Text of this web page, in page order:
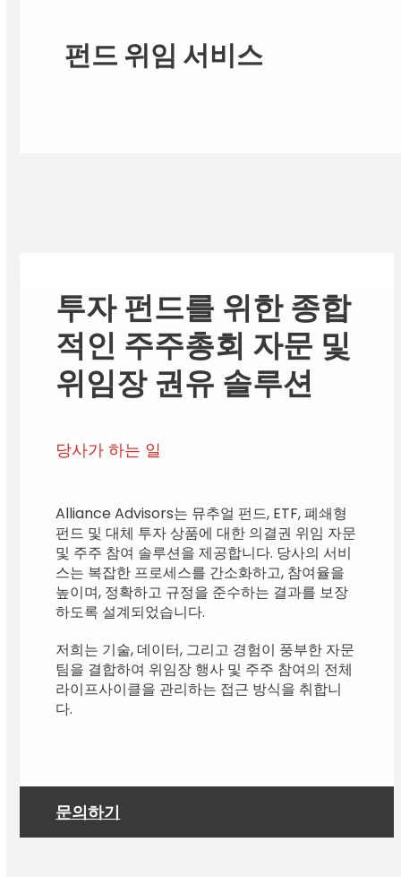
펀드 위임 서비스
투자 펀드를 위한 종합
적인 주주총회 자문 및
위임장 권유 솔루션
당사가 하는 일
Alliance Advisors는 뮤추얼 펀드, ETF, 폐쇄형
펀드 및 대체 투자 상품에 대한 의결권 위임 자문
및 주주 참여 솔루션을 제공합니다. 당사의 서비
스는 복잡한 프로세스를 간소화하고, 참여율을
높이며, 정확하고 규정을 준수하는 결과를 보장
하도록 설계되었습니다.
저희는 기술, 데이터, 그리고 경험이 풍부한 자문
팀을 결합하여 위임장 행사 및 주주 참여의 전체
라이프사이클을 관리하는 접근 방식을 취합니
다.
문의하기